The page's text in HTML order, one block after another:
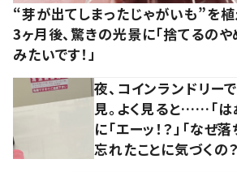
“芽が出てしまったじゃがいも”を
3ヶ月後、驚きの光景に「捨てるのや
みたいです！」
夜、コインランドリー
見。よく見ると……「は
に「エーッ！？」「なぜ
忘れたことに気づくの？